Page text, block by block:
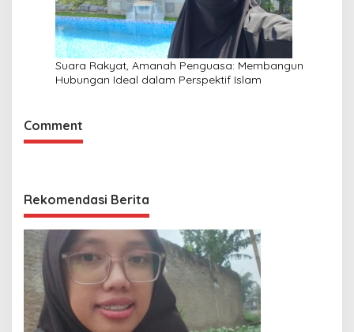
Suara Rakyat, Amanah Penguasa: Membangun
Hubungan Ideal dalam Perspektif Islam
Comment
Rekomendasi Berita